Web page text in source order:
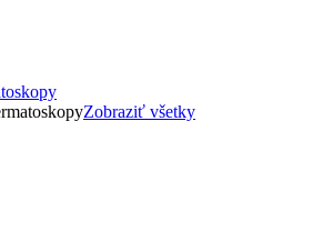
Zobraziť všetky